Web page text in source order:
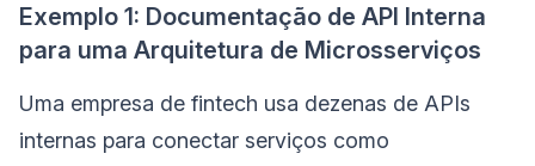
Exemplo 1: Documentação de API Interna
para uma Arquitetura de Microsserviços
Uma empresa de fintech usa dezenas de APIs
internas para conectar serviços como